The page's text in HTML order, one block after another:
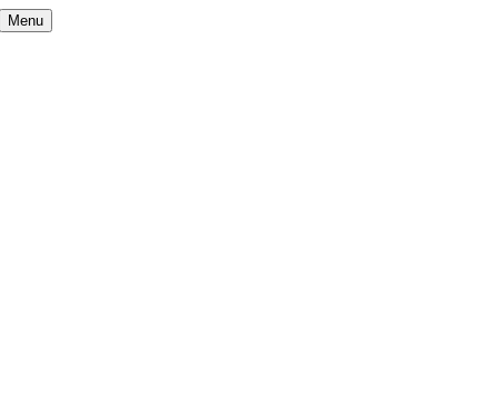
Menu